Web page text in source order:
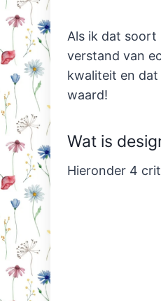
Als ik dat soort
verstand van
kwaliteit en
waard!
Wat is
Hieronder 4